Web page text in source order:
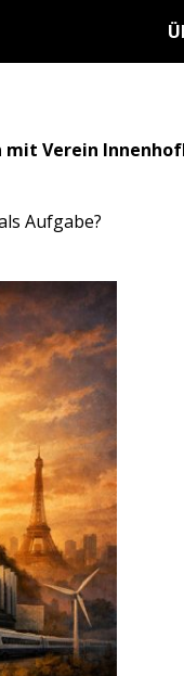
mit Verein
Aufgabe?